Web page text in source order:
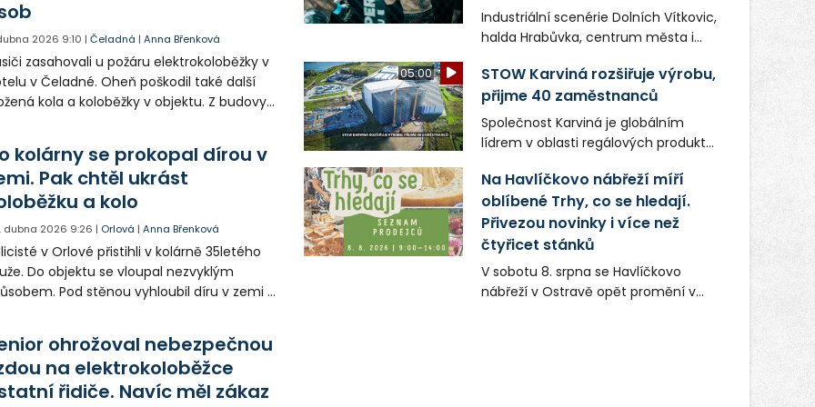
2026 9:10 |Čeladná |Anna Břenková
zasahovali u požáru elektrokoloběžky v
v Čeladné. Oheň poškodil také další
kola a koloběžky v objektu. Z budovy
kolárny se prokopal dírou v
Pak chtěl ukrást
a kolo
dubna 2026 9:26 | Orlová |Anna Břenková
v Orlové přistihli v kolárně 35letého
Do objektu se vloupal nezvyklým
Pod stěnou vyhloubil díru v zemi a
ukrást elektrokoloběžku. Za krádež
nyní hrozí až dva roky vězení.
ohrožoval nebezpečnou
na elektrokoloběžce
řidiče. Navíc měl zákaz
Industriální scenérie Dolních Vítkovic,
halda Hrabůvka, centrum města i
v novém filmu Bojovník, který vstoupí
do kin už 13. srpna. Režiséři Vojtěch
Frič a Tomáš Dianiška si
moravskoslezskou metropoli
nevybrali náhodou – její syrová
atmosféra se stala přirozenou
součástí příběhu bývalého
boxerského šampiona Hoffa (Milan
Ondrík), jenž se po letech vrací do
světa vrcholových zápasů, tentokrát
v MMA.
05:00
STOW Karviná rozšiřuje výrobu,
přijme 40 zaměstnanců
Společnost Karviná je globálním
lídrem v oblasti regálových produktů
zaměstnavatelem na Karvinsku a
firmou s obrovským potenciálem.
Na Havlíčkovo nábřeží míří
oblíbené Trhy, co se hledají.
Přivezou novinky i více než
čtyřicet stánků
V sobotu 8. srpna se Havlíčkovo
nábřeží v Ostravě opět promění v